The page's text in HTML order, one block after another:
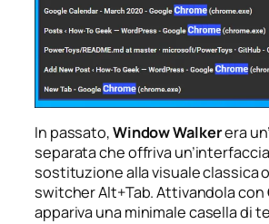
In passato,Window Walkerera
separata che offriva
sostituzione alla visuale classica
switcher Alt+Tab. Attivandola con
appariva una minimale casella di